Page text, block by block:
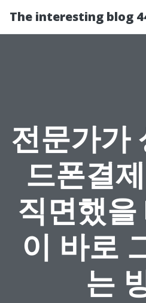
The interesting blog
전문가가
드폰결
직면했
이 바로
는